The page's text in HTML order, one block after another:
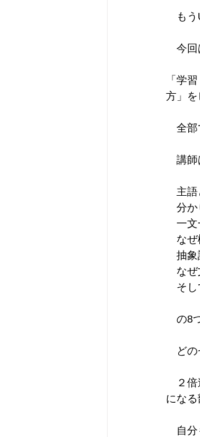
もう
今回
「学
方」を
全部
講師
主語
分か
一文
なぜ
抽象
なぜ
そし
の8
どの
２倍
になる
自分